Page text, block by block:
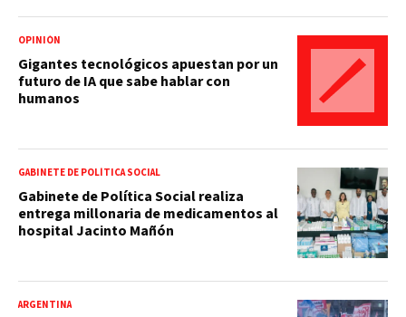
OPINIÓN
Gigantes tecnológicos apuestan por un
futuro de IA que sabe hablar con
humanos
GABINETE DE POLÍTICA SOCIAL
Gabinete de Política Social realiza
entrega millonaria de medicamentos al
hospital Jacinto Mañón
ARGENTINA